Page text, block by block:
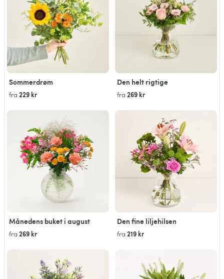
Sommerdrøm
fra 229 kr
Den helt rigtige
fra 269 kr
Månedens buket i august
fra 269 kr
Den fine liljehilsen
fra 219 kr